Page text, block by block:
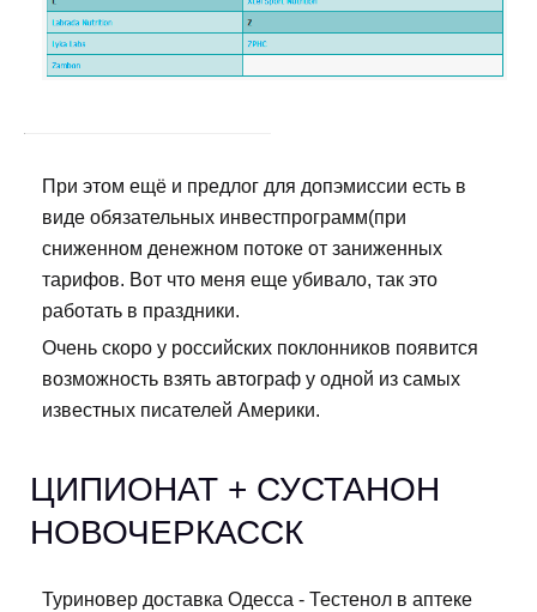
При этом ещё и предлог для допэмиссии есть в
виде обязательных инвестпрограмм(при
сниженном денежном потоке от заниженных
тарифов. Вот что меня еще убивало, так это
работать в праздники.
Очень скоро у российских поклонников появится
возможность взять автограф у одной из самых
известных писателей Америки.
ЦИПИОНАТ + СУСТАНОН
НОВОЧЕРКАССК
Туриновер доставка Одесса - Тестенол в аптеке